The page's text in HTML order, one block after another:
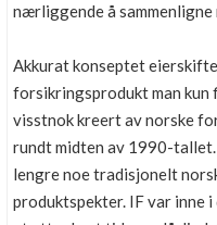
nærliggende å sammenligne
Akkurat konseptet
forsikringsprodukt man kun
visstnok kreert av norske
rundt midten av 1990-
lengre noe tradisjonelt
produktspekter. IF var inne